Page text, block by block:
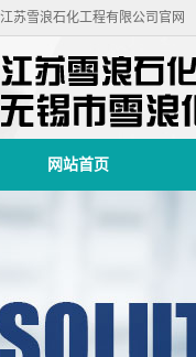
江苏雪浪石化工程有限公司官网
网站首页